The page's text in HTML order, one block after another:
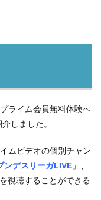
ライム会員無料体験へ
しました。
ムビデオの個別チャン
ンデスリーガLIVE 」、
視聴することができる